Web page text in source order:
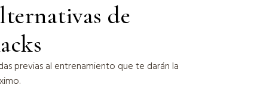
de
previas al entrenamiento que te darán la